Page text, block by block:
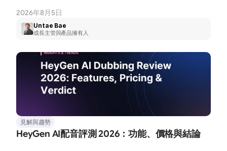
2026年8月5日
Untae Bae
成長主管與產品擁有人
見解與趨勢
HeyGen AI配音評測 2026：功能、價格與結論